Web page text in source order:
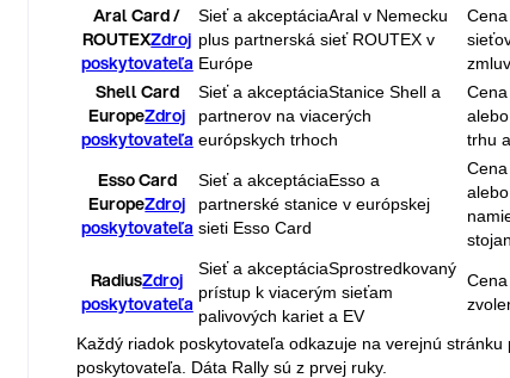
Aral Card /
ROUTEXZdroj
poskytovateľa
Sieť a akceptáciaAral v Nemecku
plus partnerská sieť ROUTEX v
Európe
Shell Card
EuropeZdroj
poskytovateľa
Sieť a akceptáciaStanice Shell a
partnerov na viacerých
európskych trhoch
trhu
Esso Card
EuropeZdroj
poskytovateľa
Sieť a akceptáciaEsso a
partnerské stanice v európskej
sieti Esso Card
RadiusZdroj
poskytovateľa
Sieť a akceptáciaSprostredkovaný
prístup k viacerým sieťam
palivových kariet a EV
Každý riadok poskytovateľa odkazuje na verejnú
poskytovateľa. Dáta Rally sú z prvej ruky.